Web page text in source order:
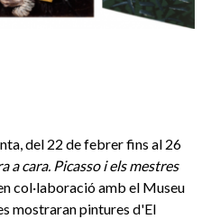
del 22 de febrer fins al 26
a cara. Picasso i els mestres
col·laboració amb el Museu
mostraran pintures d'El